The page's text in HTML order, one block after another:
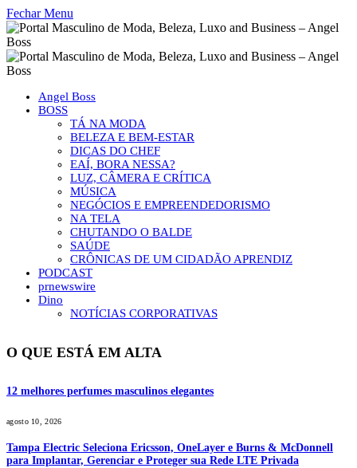
Fechar Menu
Angel Boss
BOSS
TÁ NA MODA
BELEZA E BEM-ESTAR
DICAS DO CHEF
EAÍ, BORA NESSA?
LUZ, CÂMERA E CRÍTICA
MÚSICA
NEGÓCIOS E EMPREENDEDORISMO
NA TELA
CHUTANDO O BALDE
SAÚDE
CRÔNICAS DE UM CIDADÃO APRENDIZ
PODCAST
prnewswire
Dino
NOTÍCIAS CORPORATIVAS
O QUE ESTÁ EM ALTA
12 melhores perfumes masculinos elegantes
agosto 10, 2026
Tampa Electric Seleciona Ericsson, OneLayer e Burns & McDonnell
para Implantar, Gerenciar e Proteger sua Rede LTE Privada